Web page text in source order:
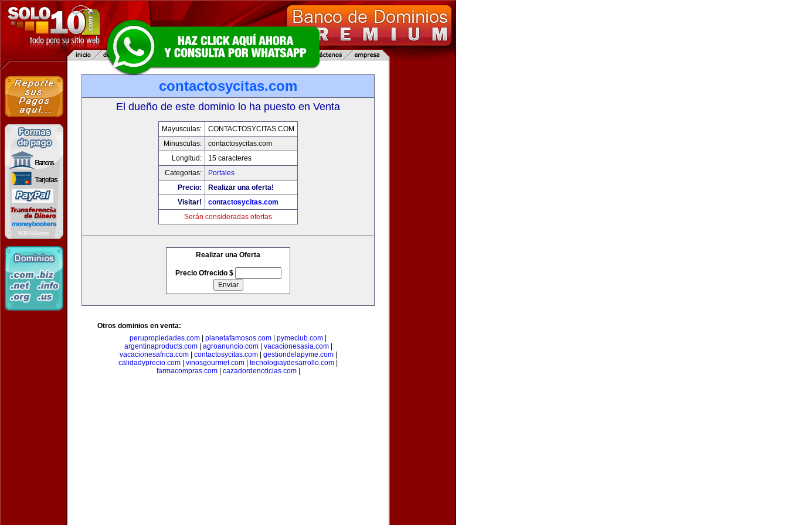
contactosycitas.com
El dueño de este dominio lo ha puesto en Venta
Mayusculas:
CONTACTOSYCITAS.COM
Minusculas:
contactosycitas.com
Longitud:
15 caracteres
Categorias:
Portales
Precio:
Realizar una oferta!
Visitar!
contactosycitas.com
Serán consideradas ofertas
Realizar una Oferta
Precio Ofrecido $
Otros dominios en venta:
perupropiedades.com
planetafamosos.com pymeclub.com
argentinaproducts.com| agroanuncio.com| vacacionesasia.com|
vacacionesafrica.com| contactosycitas.com| gestiondelapyme.com|
calidadyprecio.com
vinosgourmet.com tecnologiaydesarrollo.com
farmacompras.com| cazadordenoticias.com|